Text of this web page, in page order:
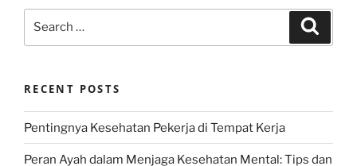
RECENT POSTS
Pentingnya Kesehatan Pekerja di Tempat Kerja
Peran Ayah dalam Menjaga Kesehatan Mental: Tips dan